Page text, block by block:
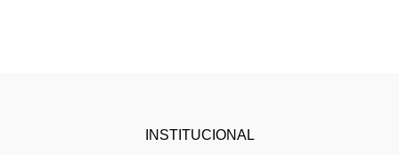
INSTITUCIONAL